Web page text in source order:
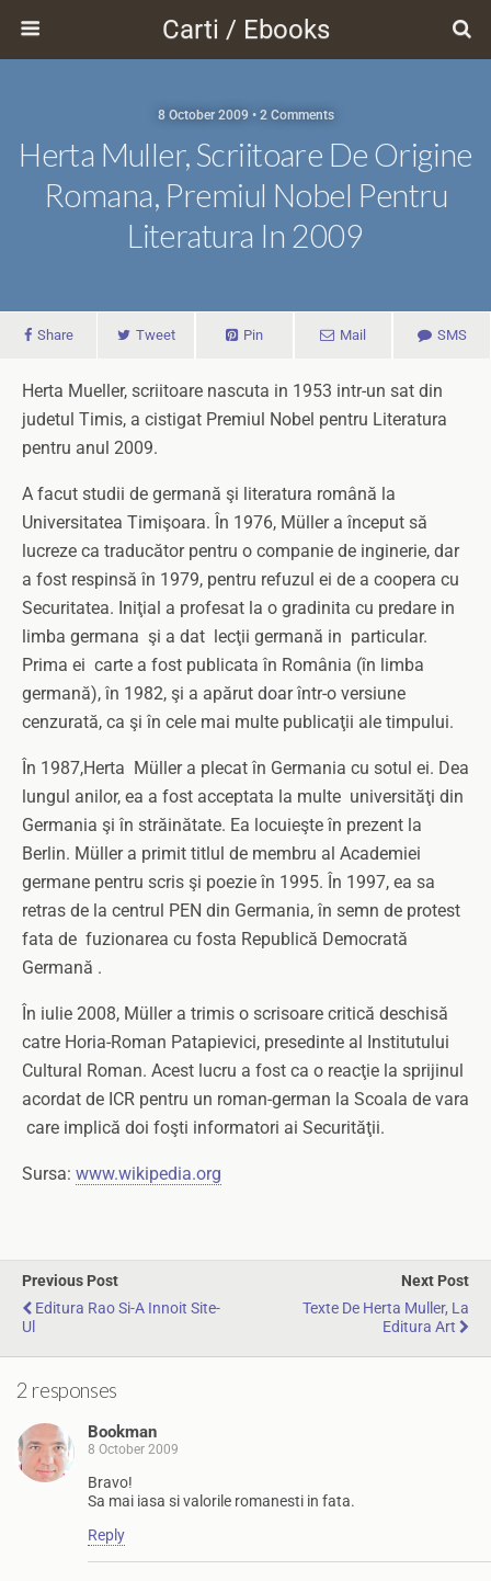
Carti / Ebooks
8 October 2009 • 2 Comments
Herta Muller, Scriitoare De Origine
Romana, Premiul Nobel Pentru
Literatura In 2009
Share Tweet Pin Mail SMS
Herta Mueller, scriitoare nascuta in 1953 intr-un sat din
judetul Timis, a cistigat Premiul Nobel pentru Literatura
pentru anul 2009.
A facut studii de germană şi literatura română la
Universitatea Timişoara. În 1976, Müller a început să
lucreze ca traducător pentru o companie de inginerie, dar
a fost respinsă în 1979, pentru refuzul ei de a coopera cu
Securitatea. Iniţial a profesat la o gradinita cu predare in
limba germana şi a dat lecţii germană in particular.
Prima ei carte a fost publicata în România (în limba
germană), în 1982, şi a apărut doar într-o versiune
cenzurată, ca şi în cele mai multe publicaţii ale timpului.
În 1987,Herta Müller a plecat în Germania cu sotul ei. Dea
lungul anilor, ea a fost acceptata la multe universităţi din
Germania şi în străinătate. Ea locuieşte în prezent la
Berlin. Müller a primit titlul de membru al Academiei
germane pentru scris şi poezie în 1995. În 1997, ea sa
retras de la centrul PEN din Germania, în semn de protest
fata de fuzionarea cu fosta Republică Democrată
Germană .
În iulie 2008, Müller a trimis o scrisoare critică deschisă
catre Horia-Roman Patapievici, presedinte al Institutului
Cultural Roman. Acest lucru a fost ca o reacţie la sprijinul
acordat de ICR pentru un roman-german la Scoala de vara
care implică doi foşti informatori ai Securităţii.
Sursa: www.wikipedia.org
Previous Post
Editura Rao Si-A Innoit Site-
Ul
Next Post
Texte De Herta Muller, La
Editura Art
2 responses
Bookman
8 October 2009
Bravo!
Sa mai iasa si valorile romanesti in fata.
Reply